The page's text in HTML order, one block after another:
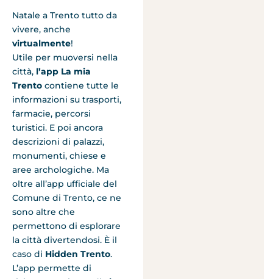
Natale a Trento tutto da
vivere, anche
virtualmente!
Utile per muoversi nella
città, l’app La mia
Trento contiene tutte le
informazioni su trasporti,
farmacie, percorsi
turistici. E poi ancora
descrizioni di palazzi,
monumenti, chiese e
aree archologiche. Ma
oltre all’app ufficiale del
Comune di Trento, ce ne
sono altre che
permettono di esplorare
la città divertendosi. È il
caso di Hidden Trento.
L’app permette di